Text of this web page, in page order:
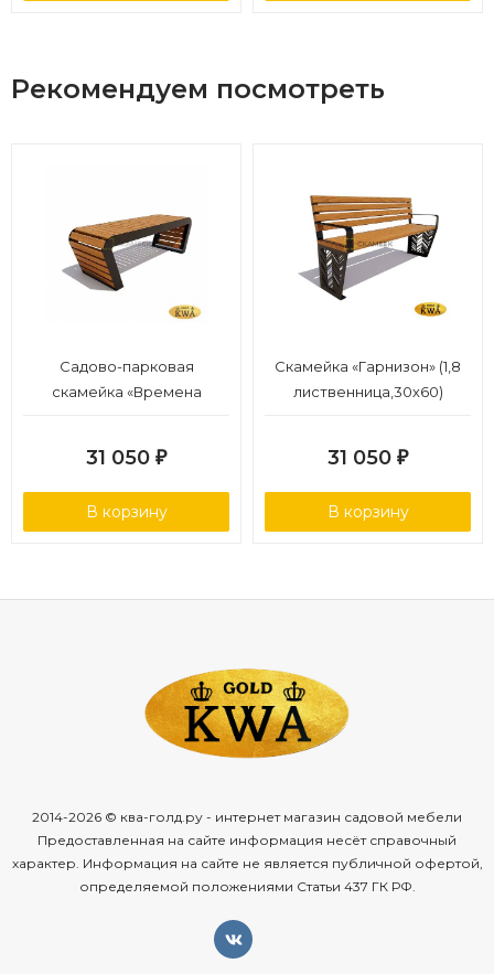
Рекомендуем посмотреть
Садово-парковая
скамейка «Времена
31 050 ₽
В корзину
Скамейка «Гарнизон» (1,8
лиственница,30х60)
31 050 ₽
В корзину
2014-2026 © ква-голд.ру - интернет магазин садовой мебели
Предоставленная на сайте информация несёт справочный
характер. Информация на сайте не является публичной офертой,
определяемой положениями Статьи 437 ГК РФ.